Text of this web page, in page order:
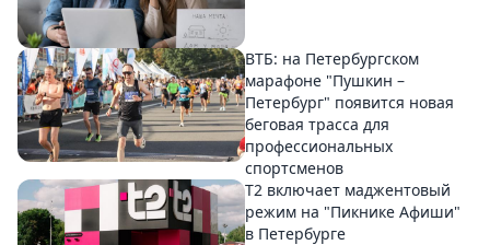
ВТБ: на Петербургском
марафоне "Пушкин –
Петербург" появится новая
беговая трасса для
профессиональных
спортсменов
Т2 включает маджентовый
режим на "Пикнике Афиши"
в Петербурге